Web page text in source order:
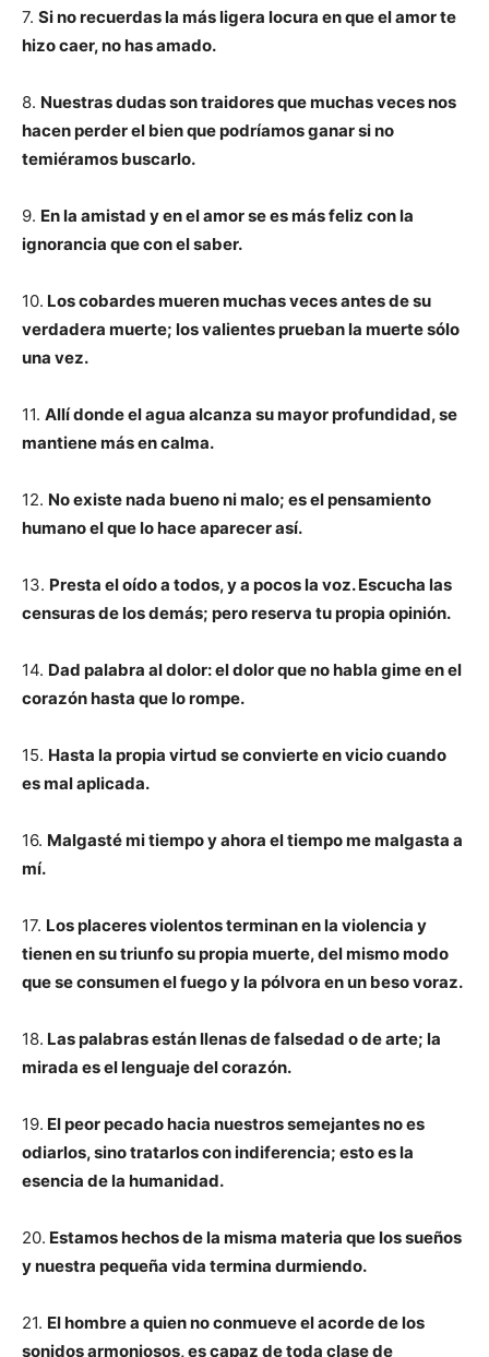
7. Si no recuerdas la más ligera locura en que el amor te
hizo caer, no has amado.
8. Nuestras dudas son traidores que muchas veces nos
hacen perder el bien que podríamos ganar si no
temiéramos buscarlo.
9. En la amistad y en el amor se es más feliz con la
ignorancia que con el saber.
10. Los cobardes mueren muchas veces antes de su
verdadera muerte; los valientes prueban la muerte sólo
una vez.
11. Allí donde el agua alcanza su mayor profundidad, se
mantiene más en calma.
12. No existe nada bueno ni malo; es el pensamiento
humano el que lo hace aparecer así.
13. Presta el oído a todos, y a pocos la voz. Escucha las
censuras de los demás; pero reserva tu propia opinión.
14. Dad palabra al dolor: el dolor que no habla gime en el
corazón hasta que lo rompe.
15. Hasta la propia virtud se convierte en vicio cuando
es mal aplicada.
16. Malgasté mi tiempo y ahora el tiempo me malgasta a
mí.
17. Los placeres violentos terminan en la violencia y
tienen en su triunfo su propia muerte, del mismo modo
que se consumen el fuego y la pólvora en un beso voraz.
18. Las palabras están llenas de falsedad o de arte; la
mirada es el lenguaje del corazón.
19. El peor pecado hacia nuestros semejantes no es
odiarlos, sino tratarlos con indiferencia; esto es la
esencia de la humanidad.
20. Estamos hechos de la misma materia que los sueños
y nuestra pequeña vida termina durmiendo.
21. El hombre a quien no conmueve el acorde de los
sonidos armoniosos, es capaz de toda clase de